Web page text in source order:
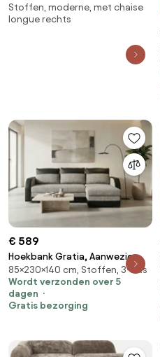
hoekbank Wolke (4-zits) met
chaise-longue
Stoffen, moderne, met chaise
longue rechts
€ 589
Hoekbank Gratia, Aanwezig,
Aanwezig, 230x140x85cm, 103.5
kg, Poten: Hout, Kunststof
85×230×140 cm, Stoffen, 3-zits
Wordt verzonden over 5
dagen
Gratis bezorging